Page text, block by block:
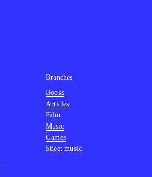
Branches
Books
Articles
Film
Music
Games
Sheet music